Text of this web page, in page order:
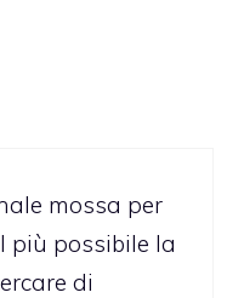
mossa per
più possibile la
di